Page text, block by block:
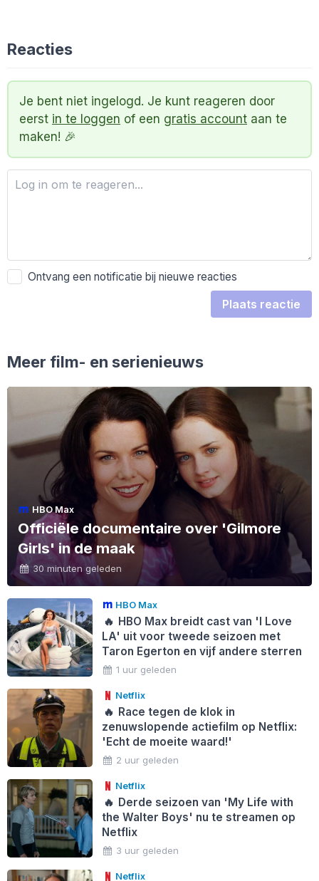
Reacties
Je bent niet ingelogd. Je kunt reageren door
eerst in te loggen of een gratis account aan te
maken! 🎉
Ontvang een notificatie bij nieuwe reacties
Plaats reactie
Meer film- en serienieuws
HBO Max
Officiële documentaire over 'Gilmore
Girls' in de maak
30 minuten geleden
HBO Max
🔥 HBO Max breidt cast van 'I Love
LA' uit voor tweede seizoen met
Taron Egerton en vijf andere sterren
1 uur geleden
Netflix
🔥 Race tegen de klok in
zenuwslopende actiefilm op Netflix:
'Echt de moeite waard!'
2 uur geleden
Netflix
🔥 Derde seizoen van 'My Life with
the Walter Boys' nu te streamen op
Netflix
3 uur geleden
Netflix